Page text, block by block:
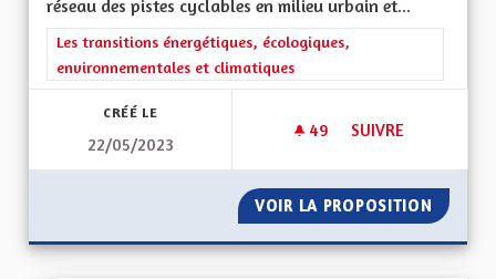
réseau des pistes cyclables en milieu urbain et...
Filtrer les résultats de la catégorie : Les transitions
Les transitions énergétiques, écologiques,
environnementales et climatiques
CRÉÉ LE
22/05/2023
49 49 ABONNÉS
SUIVRE
VOIR LA PROPOSITION